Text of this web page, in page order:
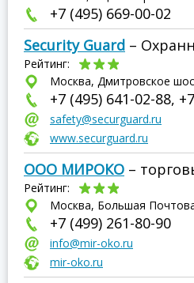
+7 (495) 669-00-02
Security Guard –
Рейтинг:
Москва, Дмитровское
+7 (495) 641-02-88,
safety@securguard.ru
www.securguard.ru
ООО МИРОКО –
Рейтинг:
Москва, Большая
+7 (499) 261-80-90
info@mir-oko.ru
mir-oko.ru